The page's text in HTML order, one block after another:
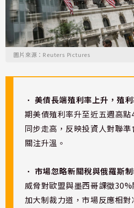
圖片來源：Reuters Pictures
• 美債長端殖利率上升，殖
期美債殖利率升至近五週高
同步走高，反映投資人對聯
關注升溫。
• 市場忽略新關稅與俄羅斯
威脅對歐盟與墨西哥課徵
加大制裁力道，市場反應相